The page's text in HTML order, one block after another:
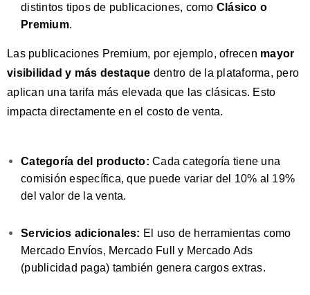
distintos tipos de publicaciones, como Clásico o
Premium.
Las publicaciones Premium, por ejemplo, ofrecen mayor
visibilidad y más destaque dentro de la plataforma, pero
aplican una tarifa más elevada que las clásicas. Esto
impacta directamente en el costo de venta.
Categoría del producto: Cada categoría tiene una
comisión específica, que puede variar del 10% al 19%
del valor de la venta.
Servicios adicionales: El uso de herramientas como
Mercado Envíos, Mercado Full y Mercado Ads
(publicidad paga) también genera cargos extras.